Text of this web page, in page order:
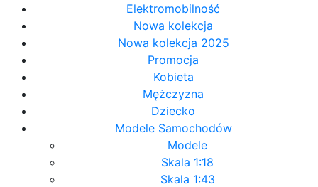
Elektromobilność
Nowa kolekcja
Nowa kolekcja 2025
Promocja
Kobieta
Mężczyzna
Dziecko
Modele Samochodów
Modele
Skala 1:18
Skala 1:43